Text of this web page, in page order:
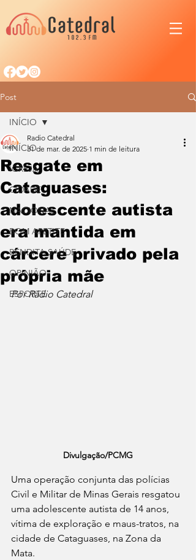
Post
INÍCIO
IGREJA
CIDADE
NACIONAL
BOM APETITE
BENDITA SAÚDE
OPINIÃO
ESPORTE
INÍCIO
Resgate em
Cataguases:
adolescente autista
era mantida em
cárcere privado pela
própria mãe
Radio Catedral
31 de mar. de 2025 1 min de leitura
Por Rádio Catedral
Divulgação/PCMG
Uma operação conjunta das polícias
Civil e Militar de Minas Gerais resgatou
uma adolescente autista de 14 anos,
vítima de exploração e maus-tratos, na
cidade de Cataguases, na Zona da
Mata.